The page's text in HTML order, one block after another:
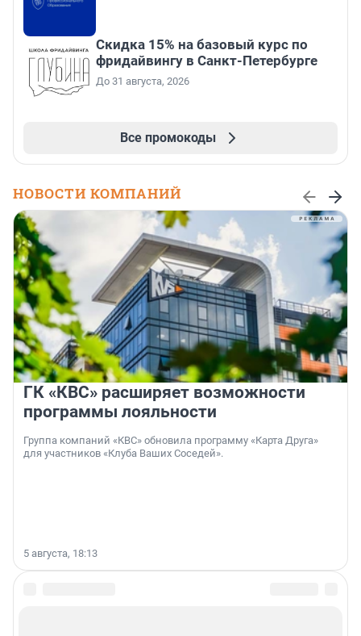
Скидка 15% на базовый курс по
фридайвингу в Санкт-Петербурге
До 31 августа, 2026
Все промокоды
НОВОСТИ КОМПАНИЙ
ГК «КВС» расширяет возможности
программы лояльности
Группа компаний «КВС» обновила программу «Карта Друга»
для участников «Клуба Ваших Соседей».
5 августа, 18:13